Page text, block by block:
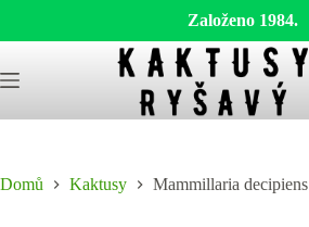
Založeno 1984.
to
content
Domů Kaktusy Mammillaria decipiens